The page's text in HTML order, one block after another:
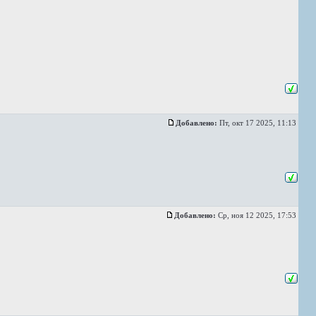
Добавлено: Пт, окт 17 2025, 11:13
Добавлено: Ср, ноя 12 2025, 17:53